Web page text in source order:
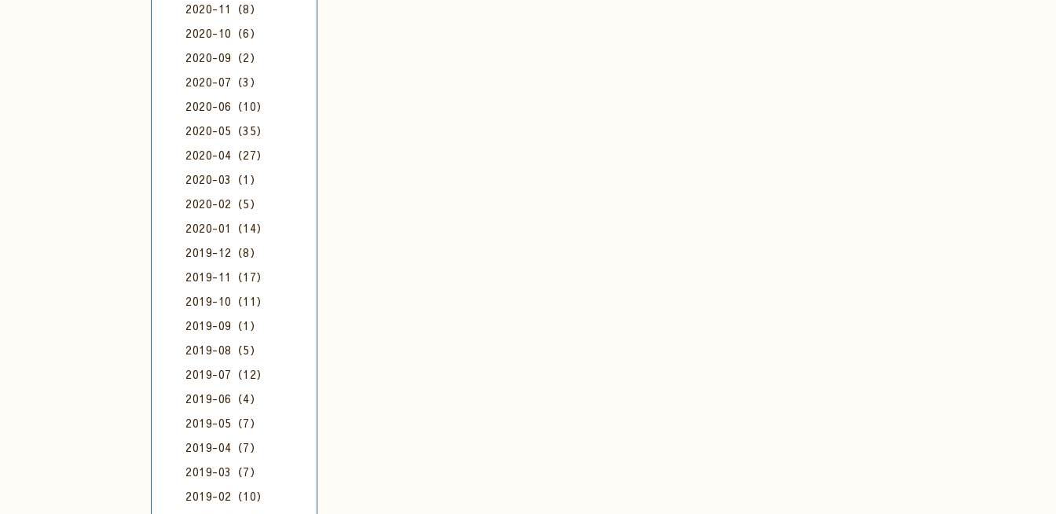
2020-11（8）
2020-10（6）
2020-09（2）
2020-07（3）
2020-06（10）
2020-05（35）
2020-04（27）
2020-03（1）
2020-02（5）
2020-01（14）
2019-12（8）
2019-11（17）
2019-10（11）
2019-09（1）
2019-08（5）
2019-07（12）
2019-06（4）
2019-05（7）
2019-04（7）
2019-03（7）
2019-02（10）